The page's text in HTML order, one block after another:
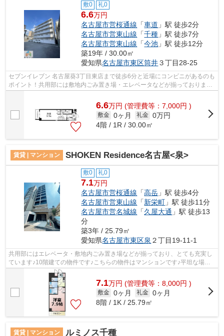
敷0 礼0
6.6万円
名古屋市営桜通線 「車道 」駅 徒歩2分
名古屋市営東山線 「千種 」駅 徒歩7分
名古屋市営東山線 「今池 」駅 徒歩12分
築19年 / 30.00㎡
愛知県名古屋市東区筒井３丁目28-25
セブンイレブン 名古屋葵3丁目東店まで徒歩6分と近場にコンビニがあるのも
ポイント！共用部には敷地内ごみ置き場・エレベータなどが揃っておりま
6.6万円 (管理費等：7,000円 )
敷金 0ヶ月 礼金 0万円
4階 / 1R / 30.00㎡
賃貸 | マンション SHOKEN Residence名古屋<泉>
敷0 礼0
7.1万円
名古屋市営桜通線 「高岳 」駅 徒歩4分
名古屋市営東山線 「新栄町 」駅 徒歩11分
名古屋市営名城線 「久屋大通 」駅 徒歩13
分
築3年 / 25.79㎡
愛知県名古屋市東区泉 ２丁目19-11-1
共用部にはエレベータ・敷地内ごみ置き場などが揃っており、とても充実し
ています♪10階建ての物件です♪こちらの物件はマンションです♪平坦な場所
にあるマンションなら毎日の移動も快適...
7.1万円 (管理費等：8,000円 )
敷金 0ヶ月 礼金 0ヶ月
8階 / 1K / 25.79㎡
賃貸 | マンション ルミノス千種